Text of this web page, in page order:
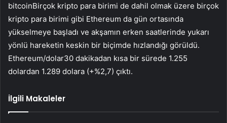
bitcoinBirçok kripto para birimi de dahil olmak üzere birçok
kripto para birimi gibi Ethereum da gün ortasında
yükselmeye başladı ve akşamın erken saatlerinde yukarı
yönlü hareketin keskin bir biçimde hızlandığı görüldü.
Ethereum/dolar30 dakikadan kısa bir sürede 1.255
dolardan 1.289 dolara (+%2,7) çıktı.
İlgili Makaleler